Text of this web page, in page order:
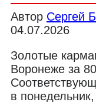
Автор Сергей
04.07.2026
Золотые
Воронеже за
в